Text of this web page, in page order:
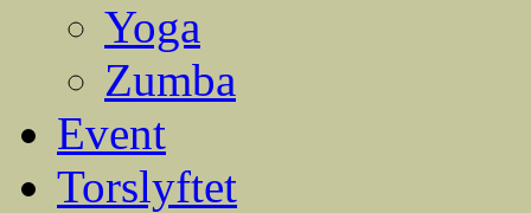
Yoga
Zumba
Event
Torslyftet